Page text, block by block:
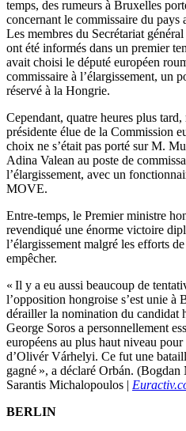
temps, des rumeurs à Bruxelles
concernant le commissaire du pays
Les membres du Secrétariat
ont été informés dans un premier
avait choisi le député européen
commissaire à l’élargissement, un
réservé à la Hongrie.
Cependant, quatre heures plus
présidente élue de la Commission
choix ne s’était pas porté sur M.
Adina Valean au poste de
l’élargissement, avec un
MOVE.
Entre-temps, le Premier ministre
revendiqué une énorme victoire
l’élargissement malgré les efforts
empêcher.
« Il y a eu aussi beaucoup de
l’opposition hongroise s’est unie à
dérailler la nomination du candidat
George Soros a personnellement
européens au plus haut niveau
d’Olivér Várhelyi. Ce fut une
gagné », a déclaré Orbán. (Bogdan
Sarantis Michalopoulos |
BERLIN